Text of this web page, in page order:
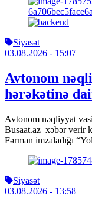
Siyasət
03.08.2026 - 15:07
Avtonom
hərəkətinə
Avtonom nəqliyyat
Busaat.az xəbər verir
Fərman imzaladığı
Siyasət
03.08.2026 - 13:58